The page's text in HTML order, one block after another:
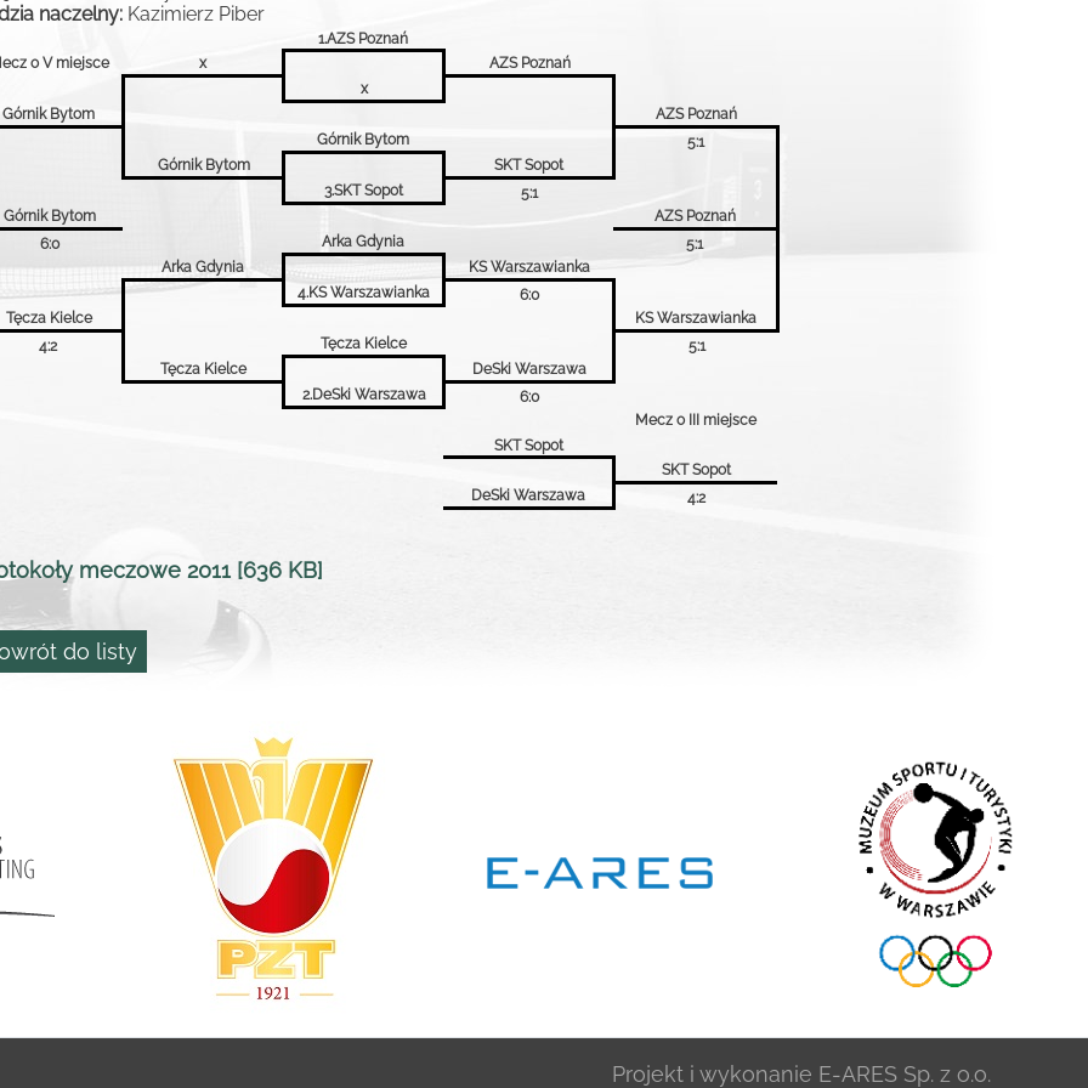
naczelny: Kazimierz Piber
1.AZS Poznań
o V miejsce
x
AZS Poznań
x
Górnik Bytom
AZS Poznań
Górnik Bytom
5:1
Górnik Bytom
SKT Sopot
3.SKT Sopot
5:1
Górnik Bytom
AZS Poznań
6:0
Arka Gdynia
5:1
Arka Gdynia
KS Warszawianka
4.KS Warszawianka
6:0
Tęcza Kielce
KS Warszawianka
4:2
Tęcza Kielce
5:1
Tęcza Kielce
DeSki Warszawa
2.DeSki Warszawa
6:0
Mecz o III miejsce
SKT Sopot
SKT Sopot
DeSki Warszawa
4:2
meczowe 2011 [636 KB]
do listy
Projekt i wykonanie E-ARES Sp. z o.o.